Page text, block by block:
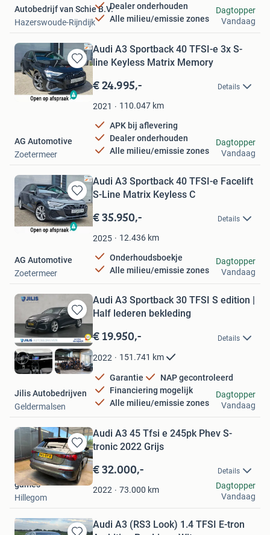
Dealer onderhouden
Alle milieu/emissie zones
Autobedrijf van Schie B.V.
Hazerswoude-Rijndijk
Dagtopper
Vandaag
Bewaren
in
Mijn
Favorieten
Audi A3 Sportback 40 TFSI-e 3x S-
line Keyless Matrix Memory
€ 24.995,- Details
2021 110.047 km
APK bij aflevering
Dealer onderhouden
Alle milieu/emissie zones
AG Automotive
Zoetermeer
Dagtopper
Vandaag
Bewaren
in
Mijn
Favorieten
Audi A3 Sportback 40 TFSI-e Facelift
S-Line Matrix Keyless C
€ 35.950,- Details
2025 12.436 km
Onderhoudsboekje
Alle milieu/emissie zones
AG Automotive
Zoetermeer
Dagtopper
Vandaag
Bewaren
in
Mijn
Favorieten
Audi A3 Sportback 30 TFSI S edition |
Half lederen bekleding
€ 19.950,- Details
2022 151.741 km
Garantie
NAP gecontroleerd
Financiering mogelijk
Alle milieu/emissie zones
Jilis Autobedrijven
Geldermalsen
Dagtopper
Vandaag
Bewaren
in
Mijn
Favorieten
Audi A3 45 Tfsi e 245pk Phev S-
tronic 2022 Grijs
€ 32.000,- Details
2022 73.000 km
games
Hillegom
Dagtopper
Vandaag
Audi A3 (RS3 Look) 1.4 TFSI E-tron